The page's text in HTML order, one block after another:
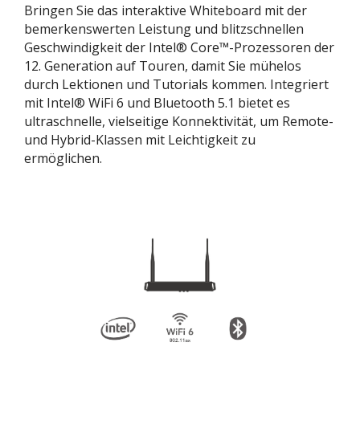
Bringen Sie das interaktive Whiteboard mit der
bemerkenswerten Leistung und blitzschnellen
Geschwindigkeit der Intel® Core™-Prozessoren der
12. Generation auf Touren, damit Sie mühelos
durch Lektionen und Tutorials kommen. Integriert
mit Intel® WiFi 6 und Bluetooth 5.1 bietet es
ultraschnelle, vielseitige Konnektivität, um Remote-
und Hybrid-Klassen mit Leichtigkeit zu
ermöglichen.